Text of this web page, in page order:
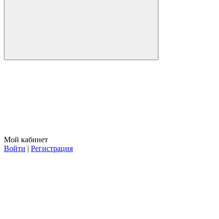
Мой кабинет
Войти | Регистрация